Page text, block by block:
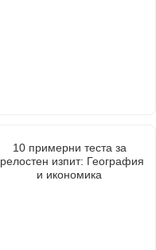
10 примерни теста за
изпит: География
и икономика